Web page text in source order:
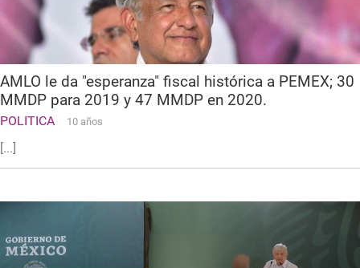
AMLO le da "esperanza" fiscal histórica a PEMEX; 30
MMDP para 2019 y 47 MMDP en 2020.
POLITICA 10 años
[...]